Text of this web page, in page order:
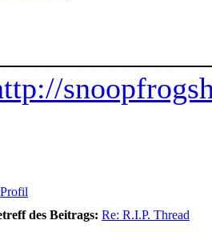
des Beitrags: Re: R.I.P. Thread